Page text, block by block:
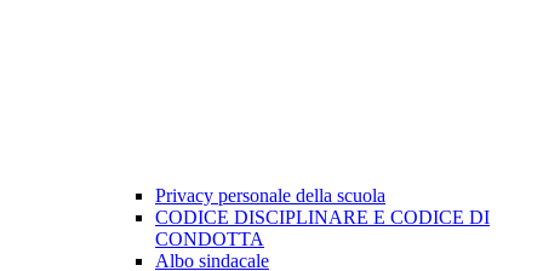
Privacy personale della scuola
CODICE DISCIPLINARE E CODICE DI
CONDOTTA
Albo sindacale